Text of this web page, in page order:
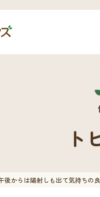
ト
後からは陽射しも出て気持ちの